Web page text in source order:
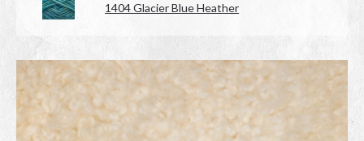
1404 Glacier Blue Heather